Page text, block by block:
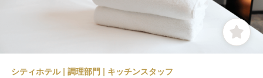
シティホテル | 調理部門 | キッチンスタッフ